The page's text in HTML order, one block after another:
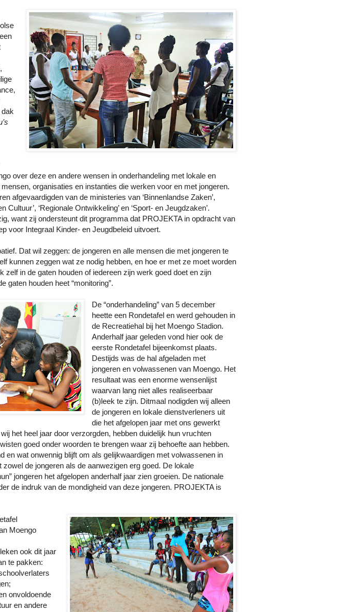
over deze en andere wensen in onderhandeling met lokale en
organisaties en instanties die werken voor en met jongeren.
afgevaardigden van de ministeries van ‘Binnenlandse Zaken’,
Cultuur’, ‘Regionale Ontwikkeling’ en ‘Sport- en Jeugdzaken’.
want zij ondersteunt dit programma dat PROJEKTA in opdracht van
voor Integraal Kinder- en Jeugdbeleid uitvoert.
Dat wil zeggen: de jongeren en alle mensen die met jongeren te
kunnen zeggen wat ze nodig hebben, en hoe er met ze moet worden
zelf in de gaten houden of iedereen zijn werk goed doet en zijn
gaten houden heet “monitoring”.
De “onderhandeling” van 5 december
heette een Rondetafel en werd gehouden in
de Recreatiehal bij het Moengo Stadion.
Anderhalf jaar geleden vond hier ook de
eerste Rondetafel bijeenkomst plaats.
Destijds was de hal afgeladen met
jongeren en volwassenen van Moengo. Het
resultaat was een enorme wensenlijst
waarvan lang niet alles realiseerbaar
(b)leek te zijn. Ditmaal nodigden wij alleen
de jongeren en lokale dienstverleners uit
die het afgelopen jaar met ons gewerkt
het heel jaar door verzorgden, hebben duidelijk hun vruchten
goed onder woorden te brengen waar zij behoefte aan hebben.
en wat onwennig blijft om als gelijkwaardigen met volwassenen in
zowel de jongeren als de aanwezigen erg goed. De lokale
jongeren het afgelopen anderhalf jaar zien groeien. De nationale
de indruk van de mondigheid van deze jongeren. PROJEKTA is
Moengo
ook dit jaar
te pakken:
onvoldoende
en andere